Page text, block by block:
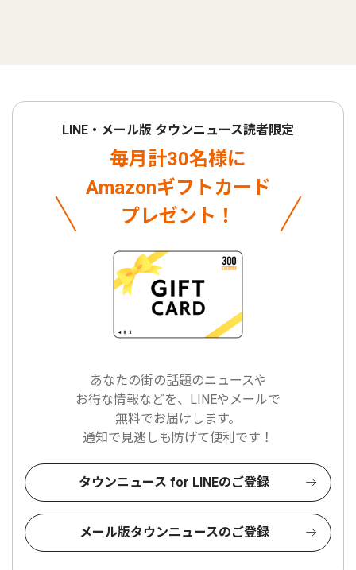
LINE・メール版 タウンニュース読者限定
毎月計30名様に
Amazonギフトカード
プレゼント！
あなたの街の話題のニュースや
お得な情報などを、LINEやメールで
無料でお届けします。
通知で見逃しも防げて便利です！
タウンニュース for LINEのご登録
メール版タウンニュースのご登録